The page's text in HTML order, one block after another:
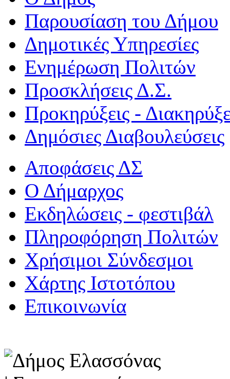
Παρουσίαση του Δήμου
Δημοτικές Υπηρεσίες
Ενημέρωση Πολιτών
Προσκλήσεις Δ.Σ.
Προκηρύξεις -
Δημόσιες Διαβουλεύσεις
Αποφάσεις ΔΣ
Ο Δήμαρχος
Εκδηλώσεις - φεστιβάλ
Πληροφόρηση Πολιτών
Χρήσιμοι Σύνδεσμοι
Χάρτης Ιστοτόπου
Επικοινωνία